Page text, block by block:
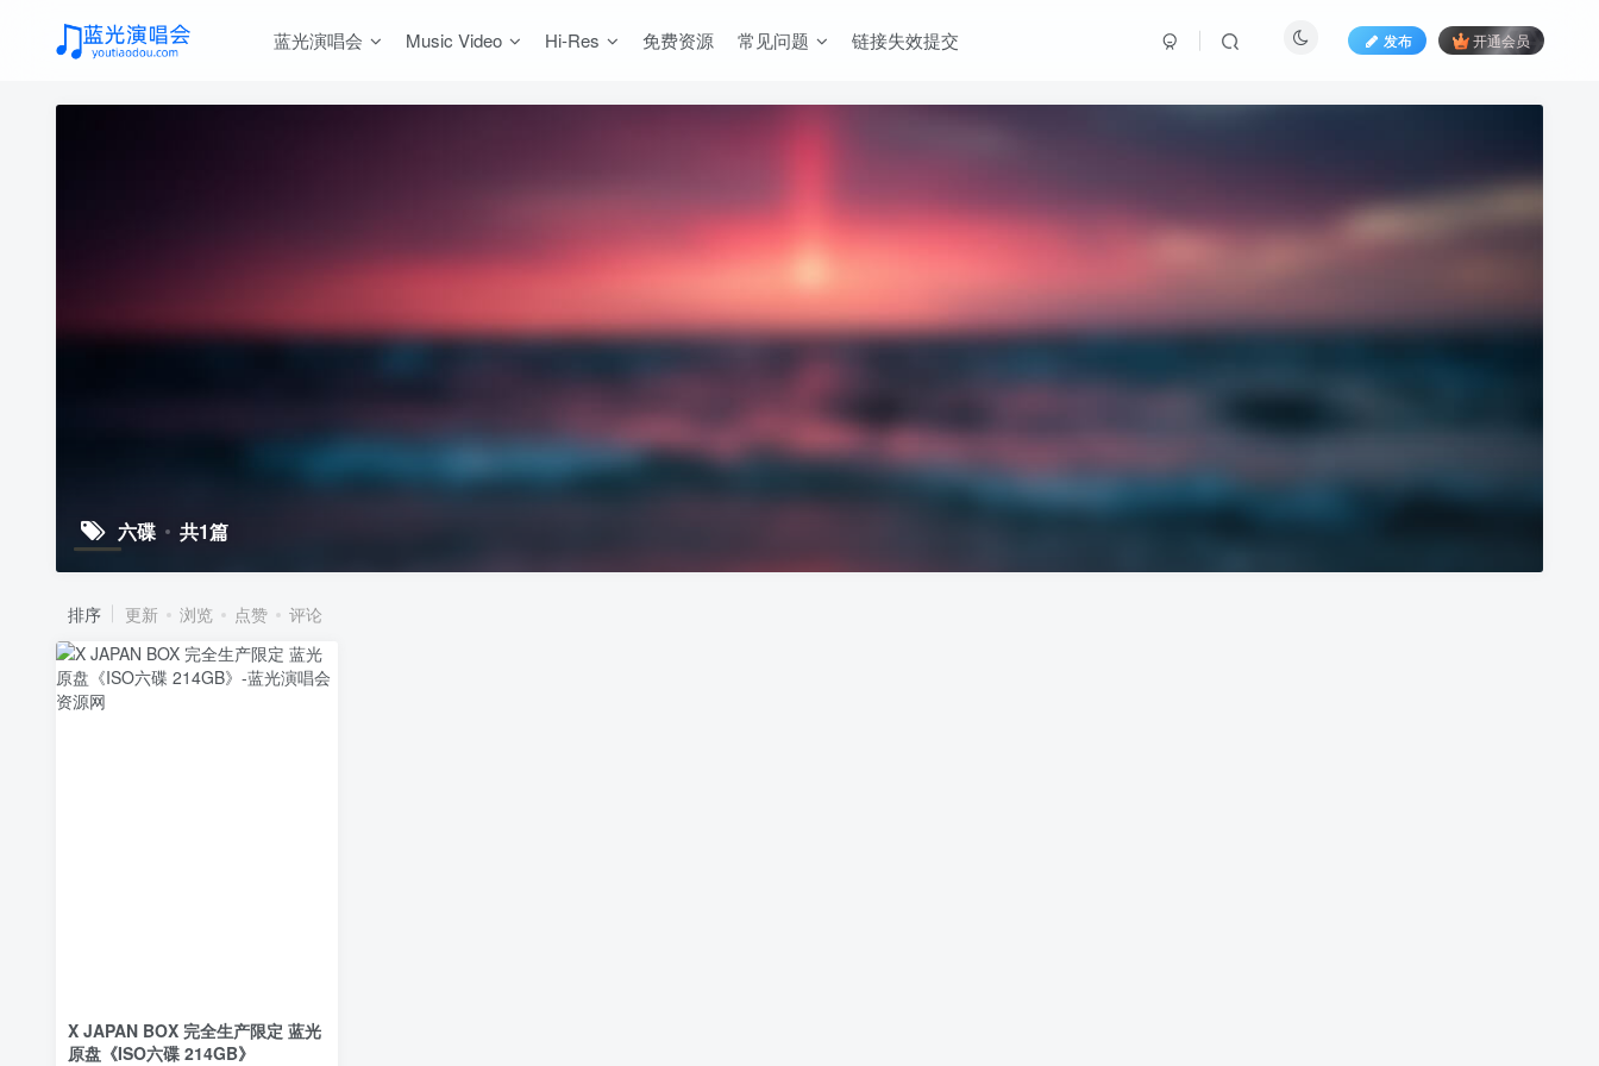
蓝光演唱会 Music Video Hi-Res 免费资源 常见问题 链接失效提交 发布 开通会员
六碟 共1篇
排序 更新 浏览 点赞 评论
X JAPAN BOX 完全生产限定 蓝光
原盘《ISO六碟 214GB》